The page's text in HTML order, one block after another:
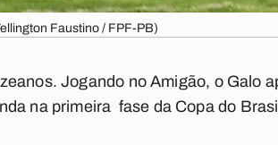
Faustino / FPF-PB)
Jogando no Amigão, o Galo
na primeira fase da Copa do